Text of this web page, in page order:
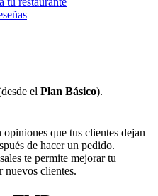
el Plan Básico).
que tus clientes dejan
de hacer un pedido.
te permite mejorar tu
nuevos clientes.